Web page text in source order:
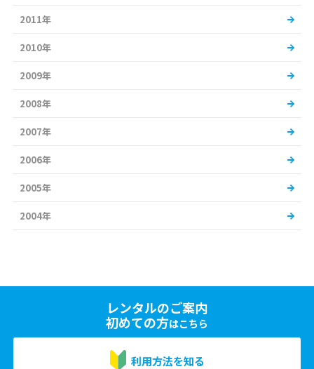
2011年
2010年
2009年
2008年
2007年
2006年
2005年
2004年
レンタルのご案内
初めての方はこちら
利用方法を知る